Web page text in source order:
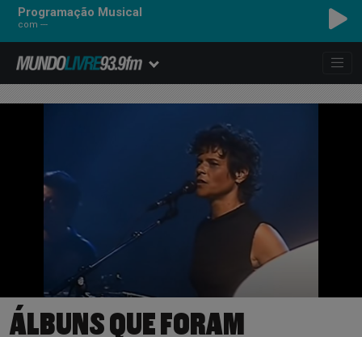
Programação Musical
com ---
ÁLBUNS QUE FORAM